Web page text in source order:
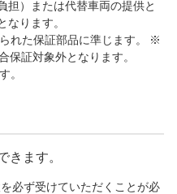
担）または代替車両の提供と
なります。
れた保証部品に準じます。 ※
保証対象外となります。
。
きます。
必ず受けていただくことが必